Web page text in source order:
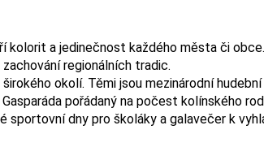
kolorit a jedinečnost každého města či
regionálních tradic.
okolí. Těmi jsou mezinárodní
pořádaný na počest kolínského
sportovní dny pro školáky a galavečer k